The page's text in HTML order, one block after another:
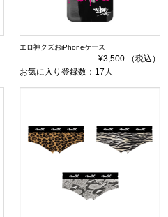
エロ神クズおiPhoneケース
¥3,500 （税込）
お気に入り登録数：17人